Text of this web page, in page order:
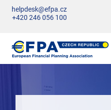
helpdesk@efpa.cz
+420 246 056 100